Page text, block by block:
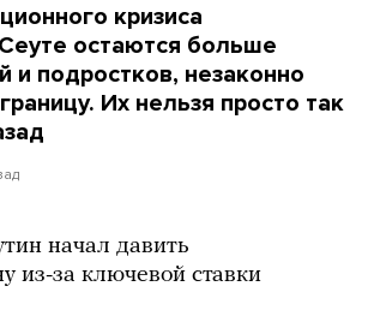
кризиса
остаются больше
и подростков, незаконно
Их нельзя просто так
начал давить
из-за ключевой ставки